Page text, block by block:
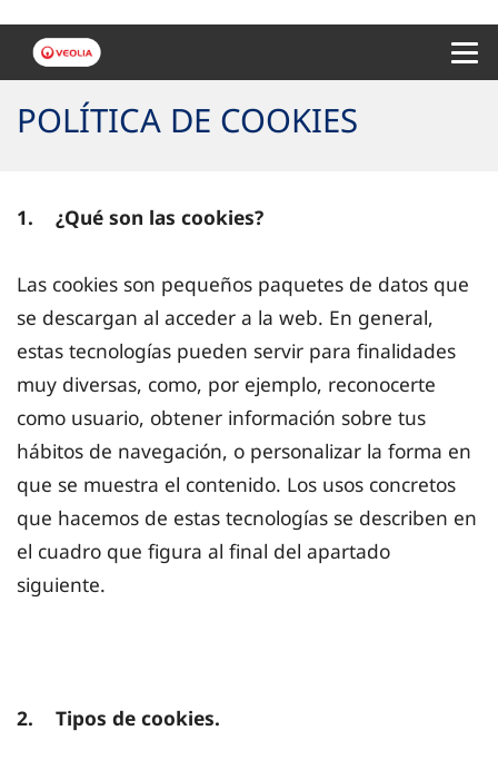
POLÍTICA DE COOKIES
1. ¿Qué son las cookies?
Las cookies son pequeños paquetes de datos que
se descargan al acceder a la web. En general,
estas tecnologías pueden servir para finalidades
muy diversas, como, por ejemplo, reconocerte
como usuario, obtener información sobre tus
hábitos de navegación, o personalizar la forma en
que se muestra el contenido. Los usos concretos
que hacemos de estas tecnologías se describen en
el cuadro que figura al final del apartado
siguiente.
2. Tipos de cookies.